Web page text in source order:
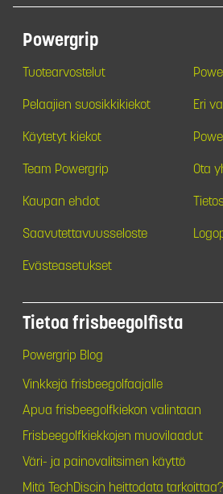
Powergrip
Tuotearvostelut
Pelaajien suosikkikiekot Eri
Käytetyt kiekot
Team Powergrip Ota
Kaupan ehdot
Saavutettavuusseloste
Evästeasetukset
Tietoa frisbeegolfista
Powergrip Blog
Vinkkejä frisbeegolfaajalle
Apua frisbeegolfkiekon valintaan
Frisbeegolfkiekkojen muovilaadut
Väri- ja painovalitsimen käyttö
Mitä TechDiscin heittodata tarkoittaa?